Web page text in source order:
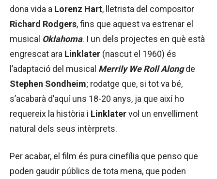
dona vida a Lorenz Hart, lletrista del compositor
Richard Rodgers, fins que aquest va estrenar el
musical Oklahoma. I un dels projectes en què està
engrescat ara Linklater (nascut el 1960) és
l’adaptació del musical Merrily We Roll Alongde
Stephen Sondheim; rodatge que, si tot va bé,
s’acabarà d’aquí uns 18-20 anys, ja que així ho
requereix la història i Linklatervol un envelliment
natural dels seus intèrprets.
Per acabar, el film és pura cinefília que penso que
poden gaudir públics de tota mena, que poden